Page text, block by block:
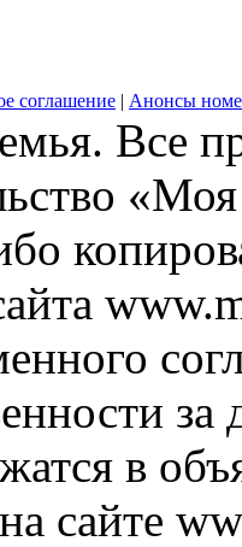
соглашение | Анонсы
Все
в
сайте